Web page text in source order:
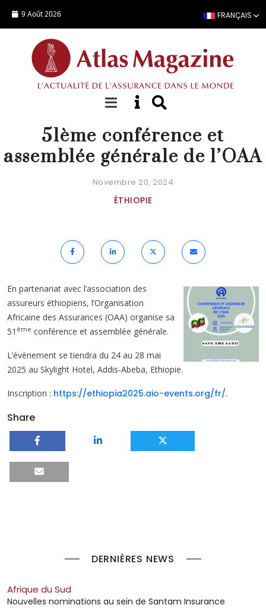
9 Août 2026 FRANÇAIS
AGENDA
51ème conférence et
assemblée générale de l’OAA
Novembre 20, 2024
ÉTHIOPIE
En partenariat avec l’association des
assureurs éthiopiens, l’Organisation
Africaine des Assurances (OAA) organise sa
51 ème conférence et assemblée générale.
L’évènement se tiendra du 24 au 28 mai
2025 au Skylight Hotel, Addis-Abeba, Ethiopie.
Inscription : https://ethiopia2025.aio-events.org/fr/.
Share
DERNIÈRES NEWS
Afrique du Sud
Nouvelles nominations au sein de Santam Insurance